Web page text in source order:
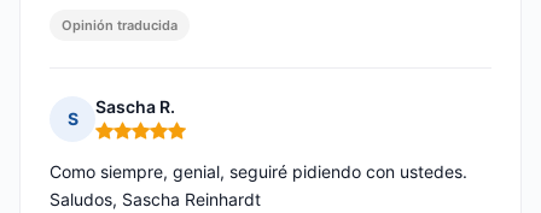
Opinión traducida
S
Sascha R.
Nota: 5 de 5
Como siempre, genial, seguiré pidiendo con ustedes.
Saludos, Sascha Reinhardt